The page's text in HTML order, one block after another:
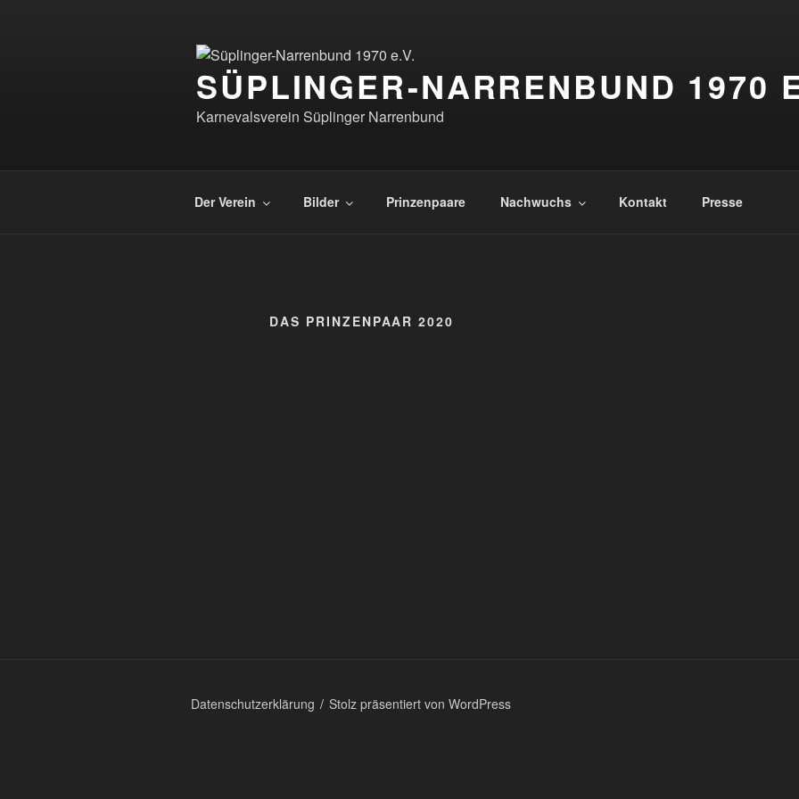
SÜPLINGER-NARRENBUND 1970
Karnevalsverein Süplinger Narrenbund
Der Verein Bilder Prinzenpaare Nachwuchs Kontakt Presse
DAS PRINZENPAAR 2020
Datenschutzerklärung Stolz präsentiert von WordPress